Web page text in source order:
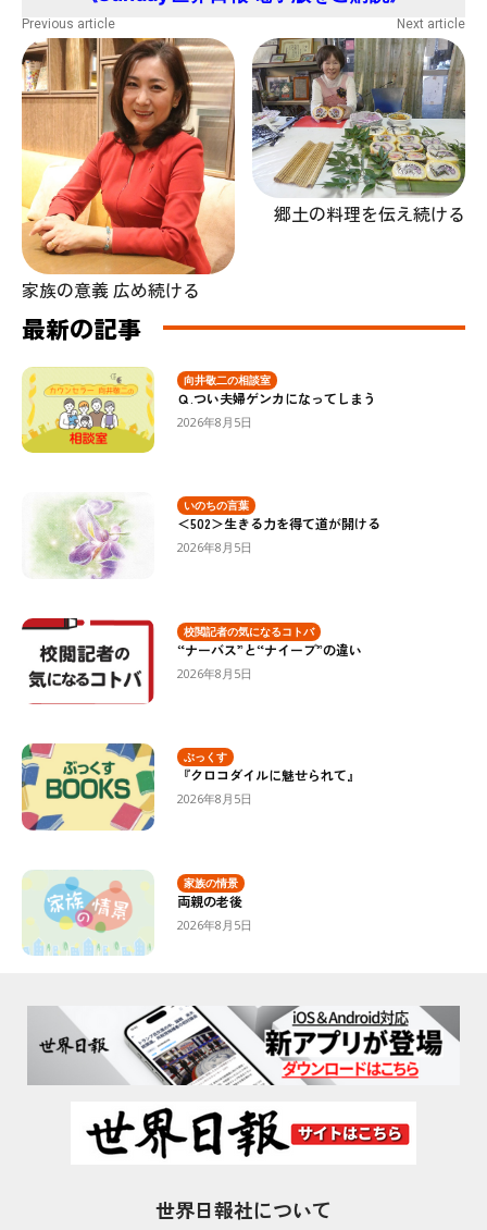
Previous article
家族の意義 広め続ける
Next article
郷土の料理を伝え続ける
最新の記事
向井敬二の相談室
Ｑ.つい夫婦ゲンカになってしまう
2026年8月5日
いのちの言葉
＜502＞生きる力を得て道が開ける
2026年8月5日
校閲記者の気になるコトバ
“ナーバス”と“ナイーブ”の違い
2026年8月5日
ぶっくす
『クロコダイルに魅せられて』
2026年8月5日
家族の情景
両親の老後
2026年8月5日
世界日報社について